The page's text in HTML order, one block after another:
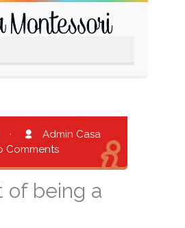
·
Admin Casa
Comments
of being a